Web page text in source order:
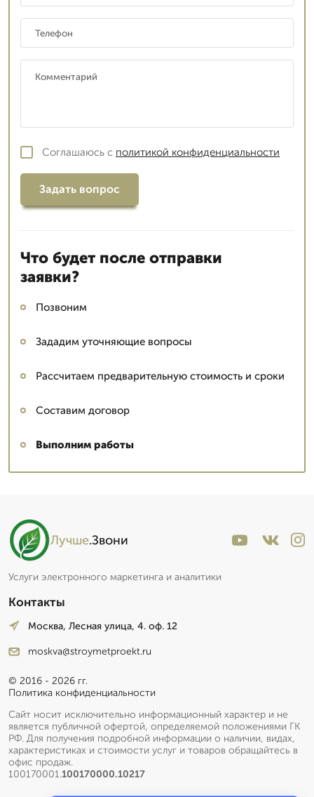
Соглашаюсь с политикой конфиденциальности
Задать вопрос
Что будет после отправки
заявки?
Позвоним
Зададим уточняющие вопросы
Рассчитаем предварительную стоимость и сроки
Составим договор
Выполним работы
Лучше.Звони
Услуги электронного маркетинга и аналитики
Контакты
Москва, Лесная улица, 4. оф. 12
moskva@stroymetproekt.ru
© 2016 - 2026 гг.
Политика конфиденциальности
Сайт носит исключительно информационный характер и не
является публичной офертой, определяемой положениями ГК
РФ. Для получения подробной информации о наличии, видах,
характеристиках и стоимости услуг и товаров обращайтесь в
офис продаж.
100170001.100170000.10217